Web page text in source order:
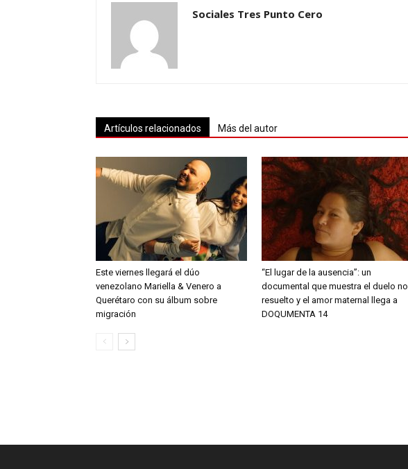
Sociales Tres Punto Cero
Artículos relacionados Más del autor
Este viernes llegará el dúo
venezolano Mariella & Venero a
Querétaro con su álbum sobre
migración
“El lugar de la ausencia”: un
documental que muestra el duelo no
resuelto y el amor maternal llega a
DOQUMENTA 14